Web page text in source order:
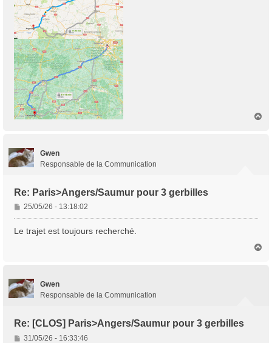
Gwen
Responsable de la Communication
Re: Paris>Angers/Saumur pour 3 gerbilles
M
e
s
25/05/26 - 13:18:02
Le trajet est toujours recherché.
Gwen
Responsable de la Communication
Re: [CLOS] Paris>Angers/Saumur pour 3 gerbilles
M
31/05/26 - 16:33:46